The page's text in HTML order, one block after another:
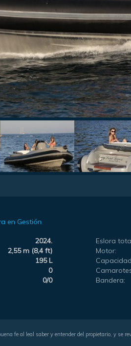
en Gestión
2024. Eslora
2,55 m (8,4 ft) Motor:
195 L
0
0/0 Bandera:
fe al leal saber y entender del propietario, y se